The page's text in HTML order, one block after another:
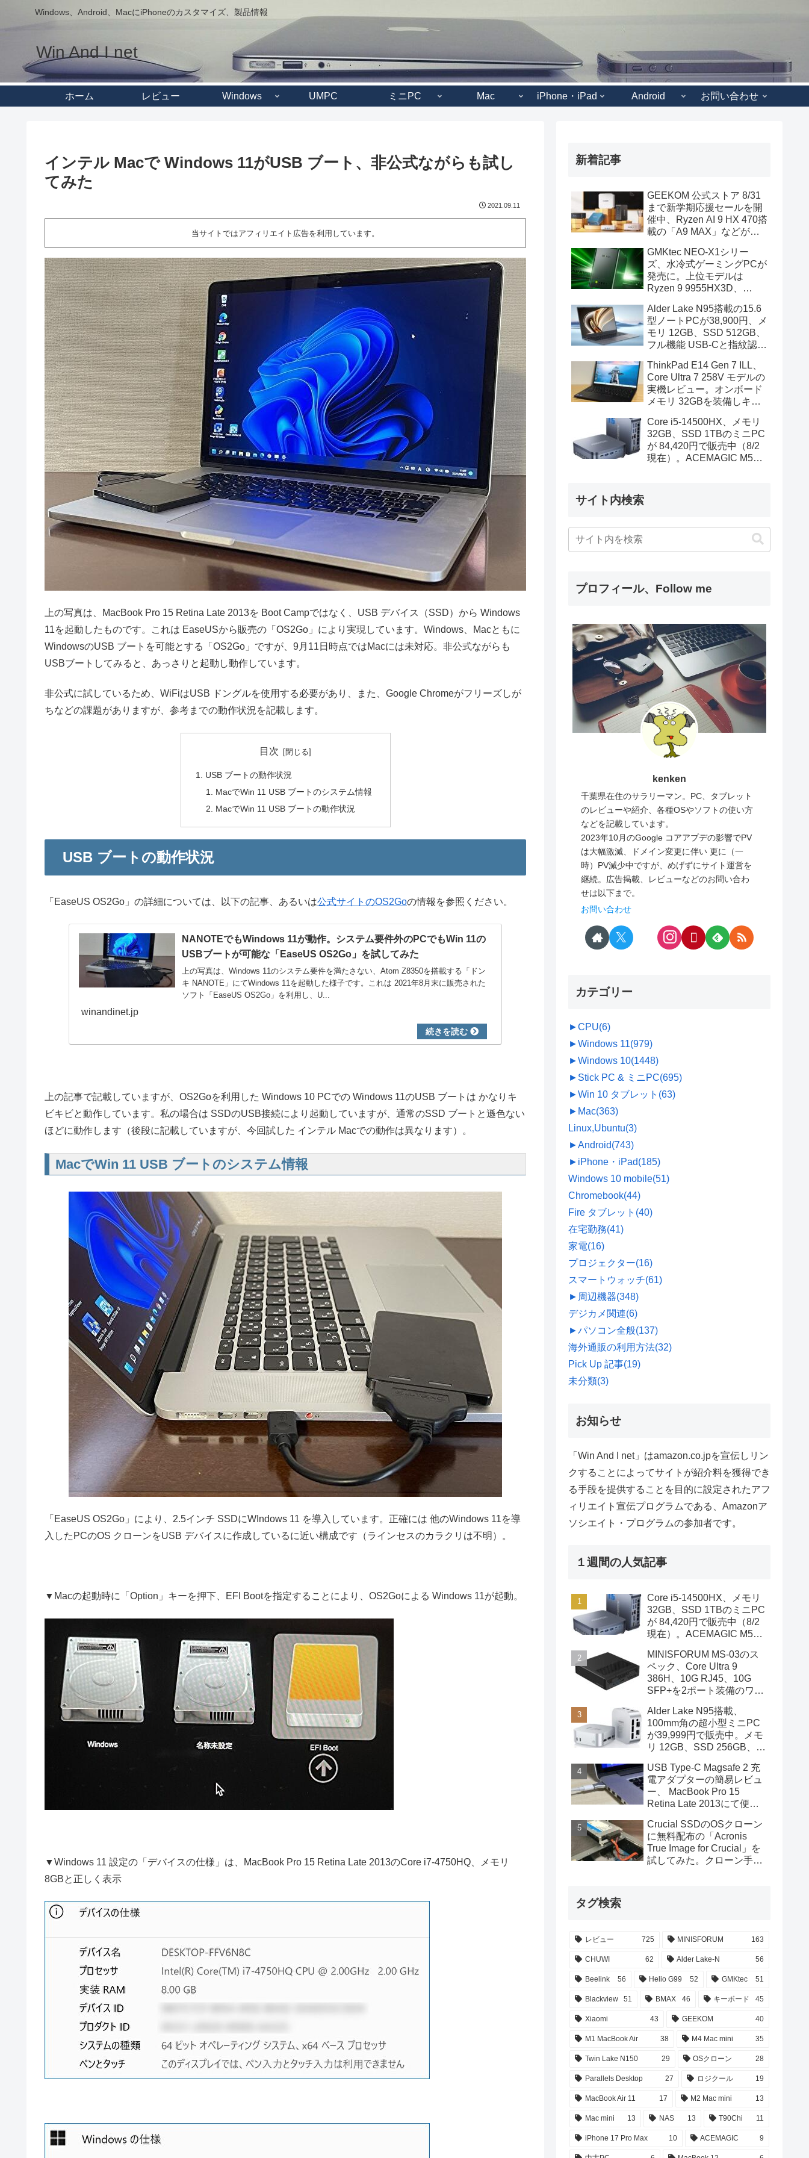
Windows、Android、MacにiPhoneのカスタマイズ、製品情報
Win And I net
ホーム レビュー Windows UMPC ミニPC Mac iPhone・iPad Android お問い合わせ
インテル Macで Windows 11がUSB ブート、非公式ながらも試し
てみた
2021.09.11
当サイトではアフィリエイト広告を利用しています。
上の写真は、MacBook Pro 15 Retina Late 2013を Boot Campではなく、USB デバイス（SSD）から Windows
11を起動したものです。これは EaseUSから販売の「OS2Go」により実現しています。Windows、Macともに
WindowsのUSB ブートを可能とする「OS2Go」ですが、9月11日時点ではMacには未対応。非公式ながらも
USBブートしてみると、あっさりと起動し動作しています。
非公式に試しているため、WiFiはUSB ドングルを使用する必要があり、また、Google Chromeがフリーズしが
ちなどの課題がありますが、参考までの動作状況を記載します。
目次
USB ブートの動作状況
MacでWin 11 USB ブートのシステム情報
MacでWin 11 USB ブートの動作状況
USB ブートの動作状況
「EaseUS OS2Go」の詳細については、以下の記事、あるいは公式サイトのOS2Goの情報を参照ください。
NANOTEでもWindows 11が動作。システム要件外のPCでもWin 11の
USBブートが可能な「EaseUS OS2Go」を試してみた
上の写真は、Windows 11のシステム要件を満たさない、Atom Z8350を搭載する「ドン
キ NANOTE」にてWindows 11を起動した様子です。これは 2021年8月末に販売された
ソフト「EaseUS OS2Go」を利用し、U...
winandinet.jp
上の記事で記載していますが、OS2Goを利用した Windows 10 PCでの Windows 11のUSB ブートは かなりキ
ビキビと動作しています。私の場合は SSDのUSB接続により起動していますが、通常のSSD ブートと遜色ない
ほどに動作します（後段に記載していますが、今回試した インテル Macでの動作は異なります）。
MacでWin 11 USB ブートのシステム情報
「EaseUS OS2Go」により、2.5インチ SSDにWIndows 11 を導入しています。正確には 他のWindows 11を導
入したPCのOS クローンをUSB デバイスに作成しているに近い構成です（ラインセスのカラクリは不明）。
▼Macの起動時に「Option」キーを押下、EFI Bootを指定することにより、OS2Goによる Windows 11が起動。
▼Windows 11 設定の「デバイスの仕様」は、MacBook Pro 15 Retina Late 2013のCore i7-4750HQ、メモリ
8GBと正しく表示
新着記事
GEEKOM 公式ストア 8/31
まで新学期応援セールを開
催中、Ryzen AI 9 HX 470搭
載の「A9 MAX」などがセ
GMKtec NEO-X1シリー
ズ、水冷式ゲーミングPCが
発売に。上位モデルは
Ryzen 9 9955HX3D、
Alder Lake N95搭載の15.6
型ノートPCが38,900円、メ
モリ 12GB、SSD 512GB、
フル機能 USB-Cと指紋認証
ThinkPad E14 Gen 7 ILL、
Core Ultra 7 258V モデルの
実機レビュー。オンボード
メモリ 32GBを装備しキビ
Core i5-14500HX、メモリ
32GB、SSD 1TBのミニPC
が 84,420円で販売中（8/2
現在）。ACEMAGIC M5の
サイト内検索
プロフィール、Follow me
kenken
千葉県在住のサラリーマン。PC、タブレット
のレビューや紹介、各種OSやソフトの使い方
などを記載しています。
2023年10月のGoogle コアアプデの影響でPV
は大幅激減、ドメイン変更に伴い 更に（一
時）PV減少中ですが、めげずにサイト運営を
継続。広告掲載、レビューなどのお問い合わ
せは以下まで。
お問い合わせ
カテゴリー
►CPU(6)
►Windows 11(979)
►Windows 10(1448)
► Stick PC & ミニPC(695)
►Win 10 タブレット (63)
► Mac(363)
Linux,Ubuntu(3)
►Android(743)
► iPhone・iPad(185)
Windows 10 mobile(51)
Chromebook(44)
Fire タブレット (40)
在宅勤務(41)
家電(16)
プロジェクター(16)
スマートウォッチ(61)
► 周辺機器(348)
デジカメ関連(6)
►パソコン全般(137)
海外通販の利用方法(32)
Pick Up 記事(19)
未分類(3)
お知らせ
「Win And I net」はamazon.co.jpを宣伝しリン
クすることによってサイトが紹介料を獲得でき
る手段を提供することを目的に設定されたアフ
ィリエイト宣伝プログラムである、Amazonア
ソシエイト・プログラムの参加者です。
１週間の人気記事
Core i5-14500HX、メモリ
32GB、SSD 1TBのミニPC
が 84,420円で販売中（8/2
現在）。ACEMAGIC M5の
MINISFORUM MS-03のス
ペック、Core Ultra 9
386H、10G RJ45、10G
SFP+を2ポート装備のワー
Alder Lake N95搭載、
100mm角の超小型ミニPC
が39,999円で販売中。メモ
リ 12GB、SSD 256GB、
USB Type-C Magsafe 2 充
電アダプターの簡易レビュ
ー、 MacBook Pro 15
Retina Late 2013にて便利
Crucial SSDのOSクローン
に無料配布の「Acronis
True Image for Crucial」を
試してみた。クローン手順
タグ検索
レビュー 725 MINISFORUM 163
CHUWI 62 Alder Lake-N 56
Beelink 56 Helio G99 52 GMKtec 51
Blackview 51 BMAX 46 キーボード 45
Xiaomi 43 GEEKOM 40
M1 MacBook Air 38 M4 Mac mini 35
Twin Lake N150 29 OSクローン 28
Parallels Desktop 27 ロジクール 19
MacBook Air 11 17 M2 Mac mini 13
Mac mini 13 NAS 13 T90Chi 11
iPhone 17 Pro Max 10 ACEMAGIC 9